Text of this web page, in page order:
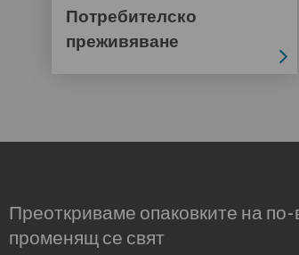
Потребителско
преживяване
Преоткриваме опаковките на
променящ се свят